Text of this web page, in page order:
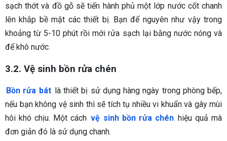
sạch thớt và đồ gỗ sẽ tiến hành phủ một lớp nước cốt chanh
lên khắp bề mặt các thiết bị. Bạn để nguyên như vậy trong
khoảng từ 5-10 phút rồi mới rửa sạch lại bằng nước nóng và
để khô nước.
3.2. Vệ sinh bồn rửa chén
Bồn rửa bát
là thiết bị sử dụng hàng ngày trong phòng bếp,
nếu bạn không vệ sinh thì sẽ tích tụ nhiều vi khuẩn và gây mùi
hôi khó chịu. Một cách vệ sinh bồn rửa chén hiệu quả mà
đơn giản đó là sử dụng chanh.